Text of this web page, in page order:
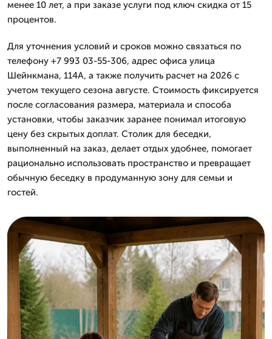
менее 10 лет, а при заказе услуги под ключ скидка от 15
процентов.
Для уточнения условий и сроков можно связаться по
телефону +7 993 03-55-306, адрес офиса улица
Шейнкмана, 114А, а также получить расчет на 2026 с
учетом текущего сезона августе. Стоимость фиксируется
после согласования размера, материала и способа
установки, чтобы заказчик заранее понимал итоговую
цену без скрытых доплат. Столик для беседки,
выполненный на заказ, делает отдых удобнее, помогает
рационально использовать пространство и превращает
обычную беседку в продуманную зону для семьи и
гостей.